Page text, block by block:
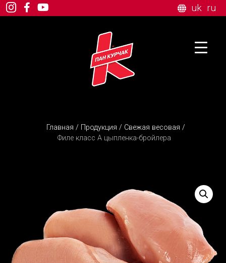
uk ru
Главная / Продукция / Свежая весовая /
Филе класс А цыпленка-бройлера